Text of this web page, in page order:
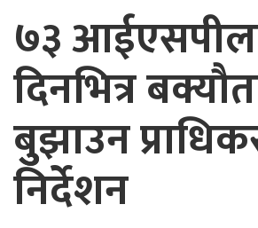
७३
दिनभित्र
बुुझाउन
निर्देशन